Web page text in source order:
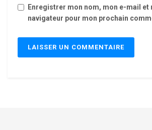
Enregistrer mon nom, mon e-mail et
navigateur pour mon prochain